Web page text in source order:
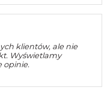
klientów, ale nie
Wyświetlamy
opinie.